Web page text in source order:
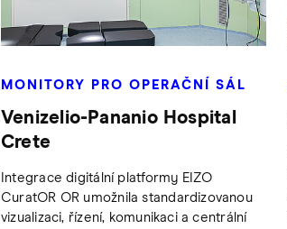
MONITORY PRO OPERAČNÍ SÁL
Venizelio-Pananio Hospital
Crete
Integrace digitální platformy EIZO
CuratOR OR umožnila standardizovanou
vizualizaci, řízení, komunikaci a centrální